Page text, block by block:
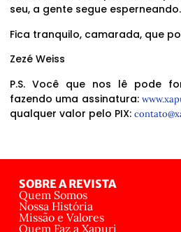
seu, a gente segue esperneando.
Fica tranquilo, camarada, que
Zezé Weiss
P.S. Você que nos lê pode
fazendo uma assinatura:
qualquer valor pelo PIX:
SOBRE A REVISTA
Quem Somos
Nossa História
Missão e Valores
Quem Faz a Xapuri